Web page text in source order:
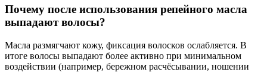
Почему после использования репейного масла
выпадают волосы?
Масла размягчают кожу, фиксация волосков ослабляется. В
итоге волосы выпадают более активно при минимальном
воздействии (например, бережном расчёсывании, ношении